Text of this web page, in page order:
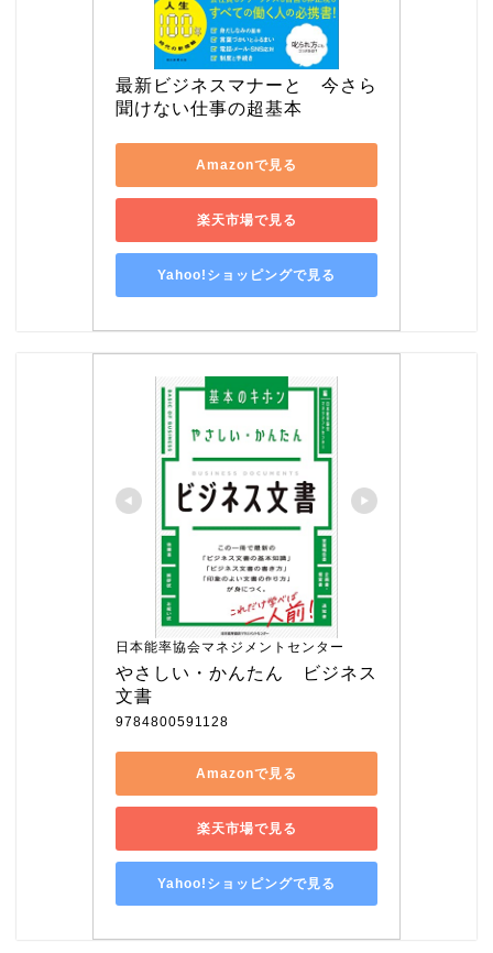
最新ビジネスマナーと　今さら
聞けない仕事の超基本
Amazonで見る
楽天市場で見る
Yahoo!ショッピングで見る
日本能率協会マネジメントセンター
やさしい・かんたん　ビジネス
文書
9784800591128
Amazonで見る
楽天市場で見る
Yahoo!ショッピングで見る